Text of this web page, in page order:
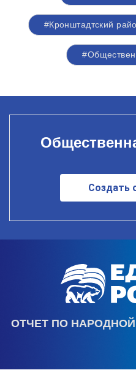
#Кронштадтский
Создать
ОТЧЕТ ПО НАРОДНОЙ